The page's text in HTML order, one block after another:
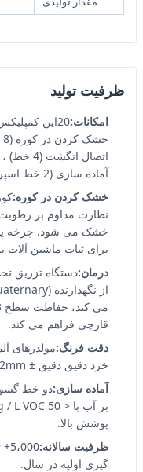
ظرفیت تولید
امکانات:
آماده سازی (2 خط اسپری خودکار) و بسته بندی است.
خشک کردن در کوره:
خشک می شود. چرخه
برای ثبات ماشین
درمان:
قارچی فراهم می کند.
دقت فرنگ:
خرد دقیق دقیق ± 0.2mm، پایان سطح 80-120 خرد.
آماده سازی:
پوشش بالا.
ظرفیت سالانه:
گیری اولیه در سال.